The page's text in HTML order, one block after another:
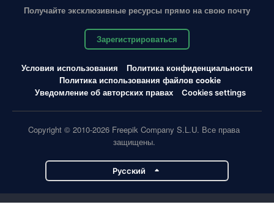
Получайте эксклюзивные ресурсы прямо на свою почту
Зарегистрироваться
Условия использования
Политика конфиденциальности
Политика использования файлов cookie
Уведомление об авторских правах
Cookies settings
Copyright © 2010-2026 Freepik Company S.L.U. Все права
защищены.
Pусский